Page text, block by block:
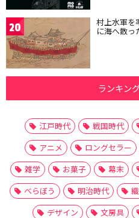
20 村上水軍を
に海へ散っ
ランキン
江戸時代 戦国時代
アニメ
ロングセラー
雑学
お菓子 幕末
べらぼう
明治時代
デザイン
文房具